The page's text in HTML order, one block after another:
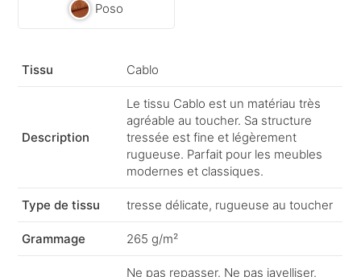
Poso
Tissu Cablo
Description
Le tissu Cablo est un matériau très
agréable au toucher. Sa structure
tressée est fine et légèrement
rugueuse. Parfait pour les meubles
modernes et classiques.
Type de tissu tresse délicate, rugueuse au toucher
Grammage 265 g/m²
Ne pas repasser. Ne pas javelliser.